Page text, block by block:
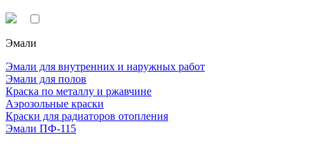
Эмали
Эмали для внутренних и наружных работ
Эмали для полов
Краска по металлу и ржавчине
Аэрозольные краски
Краски для радиаторов отопления
Эмали ПФ-115